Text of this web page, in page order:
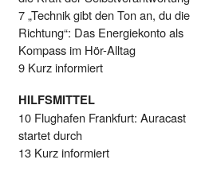
7 „Technik gibt den Ton an, du die
Richtung“: Das Energiekonto als
Kompass im Hör-Alltag
9 Kurz informiert
HILFSMITTEL
10 Flughafen Frankfurt: Auracast
startet durch
13 Kurz informiert